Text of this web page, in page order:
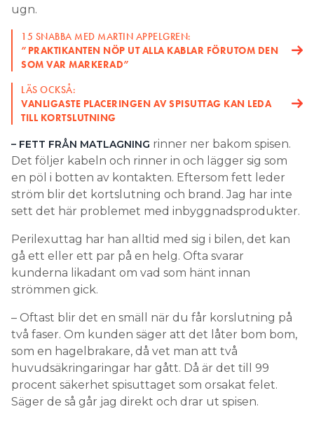
ugn.
15 SNABBA MED MARTIN APPELGREN:
”PRAKTIKANTEN NÖP UT ALLA KABLAR FÖRUTOM DEN
SOM VAR MARKERAD”
LÄS OCKSÅ:
VANLIGASTE PLACERINGEN AV SPISUTTAG KAN LEDA
TILL KORTSLUTNING
– FETT FRÅN MATLAGNING rinner ner bakom spisen.
Det följer kabeln och rinner in och lägger sig som
en pöl i botten av kontakten. Eftersom fett leder
ström blir det kortslutning och brand. Jag har inte
sett det här problemet med inbyggnadsprodukter.
Perilexuttag har han alltid med sig i bilen, det kan
gå ett eller ett par på en helg. Ofta svarar
kunderna likadant om vad som hänt innan
strömmen gick.
– Oftast blir det en smäll när du får korslutning på
två faser. Om kunden säger att det låter bom bom,
som en hagelbrakare, då vet man att två
huvudsäkringaringar har gått. Då är det till 99
procent säkerhet spisuttaget som orsakat felet.
Säger de så går jag direkt och drar ut spisen.